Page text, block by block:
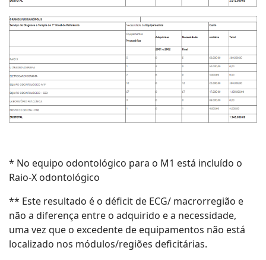
* No equipo odontológico para o M1 está incluído o
Raio-X odontológico
** Este resultado é o déficit de ECG/ macrorregião e
não a diferença entre o adquirido e a necessidade,
uma vez que o excedente de equipamentos não está
localizado nos módulos/regiões deficitárias.